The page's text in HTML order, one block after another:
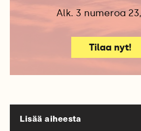
Alk. 3 numeroa
Tilaa nyt!
Lisää aiheesta